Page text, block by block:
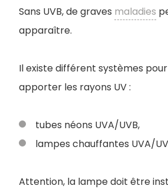
Sans UVB, de graves maladies
apparaître.
Il existe différent systèmes
apporter les rayons UV :
tubes néons UVA/UVB,
lampes chauffantes UVA/
Attention, la lampe doit être